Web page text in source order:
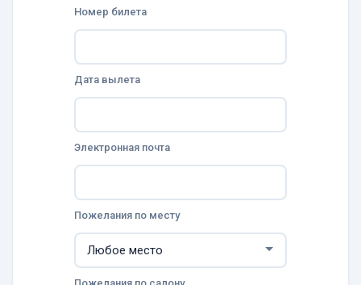
Номер билета
Дата вылета
Электронная почта
Пожелания по месту